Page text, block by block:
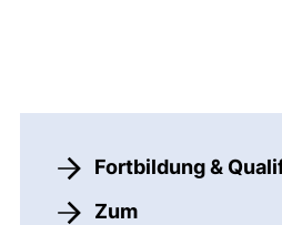
Fortbildung &
Zum